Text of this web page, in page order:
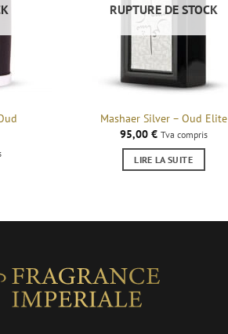
RUPTURE DE STOCK
Mashaer Silver – Oud Elite
95,00 € Tva compris
LIRE LA SUITE